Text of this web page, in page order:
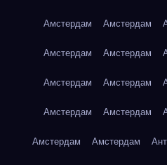
Амстердам Амстердам
Амстердам Амстердам
Амстердам Амстердам
Амстердам Амстердам
Амстердам Амстердам